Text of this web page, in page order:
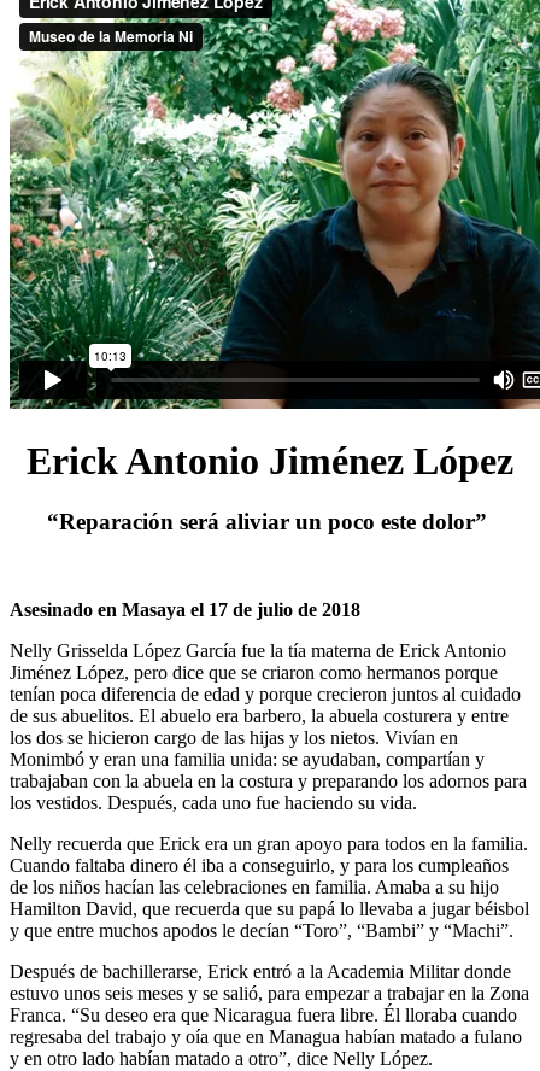
Erick Antonio Jiménez López
“Reparación será aliviar un poco este dolor”
Asesinado en Masaya el 17 de julio de 2018
Nelly Grisselda López García fue la tía materna de Erick Antonio
Jiménez López, pero dice que se criaron como hermanos porque
tenían poca diferencia de edad y porque crecieron juntos al cuidado
de sus abuelitos. El abuelo era barbero, la abuela costurera y entre
los dos se hicieron cargo de las hijas y los nietos. Vivían en
Monimbó y eran una familia unida: se ayudaban, compartían y
trabajaban con la abuela en la costura y preparando los adornos para
los vestidos. Después, cada uno fue haciendo su vida.
Nelly recuerda que Erick era un gran apoyo para todos en la familia.
Cuando faltaba dinero él iba a conseguirlo, y para los cumpleaños
de los niños hacían las celebraciones en familia. Amaba a su hijo
Hamilton David, que recuerda que su papá lo llevaba a jugar béisbol
y que entre muchos apodos le decían “Toro”, “Bambi” y “Machi”.
Después de bachillerarse, Erick entró a la Academia Militar donde
estuvo unos seis meses y se salió, para empezar a trabajar en la Zona
Franca. “Su deseo era que Nicaragua fuera libre. Él lloraba cuando
regresaba del trabajo y oía que en Managua habían matado a fulano
y en otro lado habían matado a otro”, dice Nelly López.